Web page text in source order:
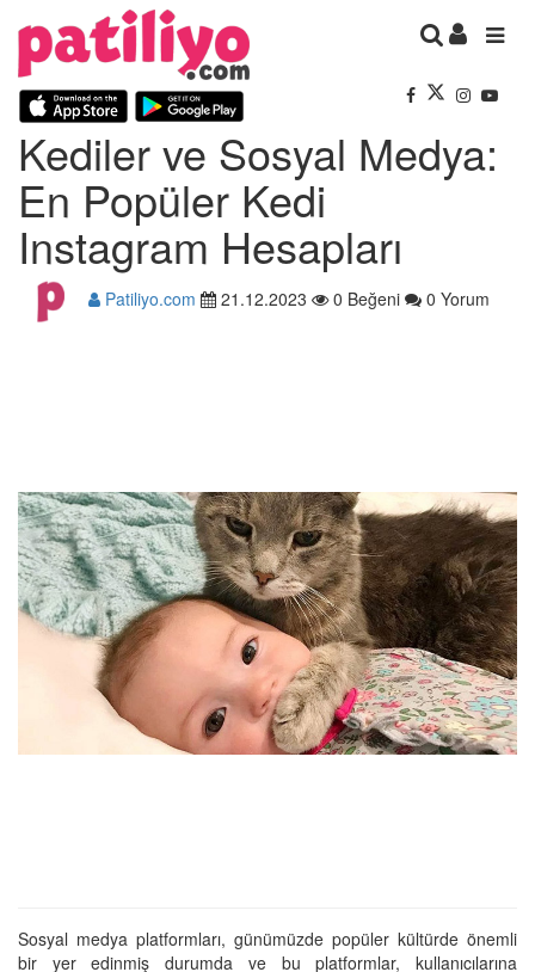
Kediler ve Sosyal Medya:
En Popüler Kedi
Instagram Hesapları
Patiliyo.com 21.12.2023 0 Beğeni 0 Yorum
Sosyal medya platformları, günümüzde popüler kültürde önemli
bir yer edinmiş durumda ve bu platformlar, kullanıcılarına